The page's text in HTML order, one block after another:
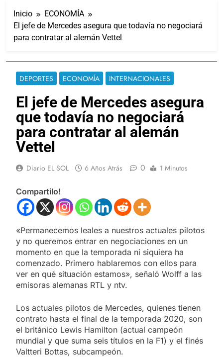
Inicio
ECONOMÍA
El jefe de Mercedes asegura que todavía no negociará
para contratar al alemán Vettel
DEPORTES ECONOMÍA INTERNACIONALES
El jefe de Mercedes asegura
que todavía no negociará
para contratar al alemán
Vettel
Diario EL SOL 6 Años Atrás 0 1 Minutos
Compartilo!
«Permanecemos leales a nuestros actuales pilotos
y no queremos entrar en negociaciones en un
momento en que la temporada ni siquiera ha
comenzado. Primero hablaremos con ellos para
ver en qué situación estamos», señaló Wolff a las
emisoras alemanas RTL y ntv.
Los actuales pilotos de Mercedes, quienes tienen
contrato hasta el final de la temporada 2020, son
el británico Lewis Hamilton (actual campeón
mundial y que suma seis títulos en la F1) y el finés
Valtteri Bottas, subcampeón.